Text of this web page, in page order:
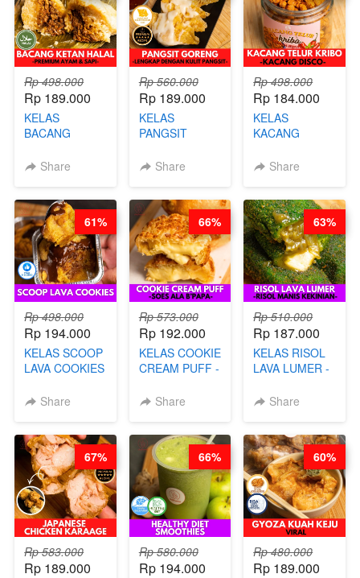
CHEF DITA
Rp 498.000
Rp 189.000
KELAS
BACANG
PREMIUM
Share
Rp 560.000
Rp 189.000
KELAS
PANGSIT
LENGKAP
PANGSIT -BY
CHEF DITA
Share
Rp 498.000
Rp 184.000
KELAS
KACANG
KACANG
Share
Rp 498.000
Rp 194.000
KELAS SCOOP
LAVA COOKIES
Share
61%
Rp 573.000
Rp 192.000
KELAS COOKIE
CREAM PUFF -
B’PAPA-BY
Share
66%
Rp 510.000
Rp 187.000
KELAS RISOL
LAVA LUMER -
KEKINIAN-BY
Share
63%
Rp 583.000
Rp 189.000
67%
Rp 580.000
Rp 194.000
66%
Rp 480.000
Rp 189.000
60%